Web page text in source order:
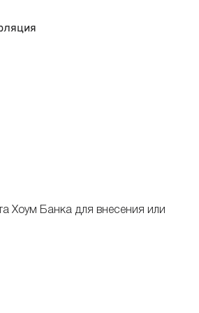
решением
Хоум Банка для внесения или